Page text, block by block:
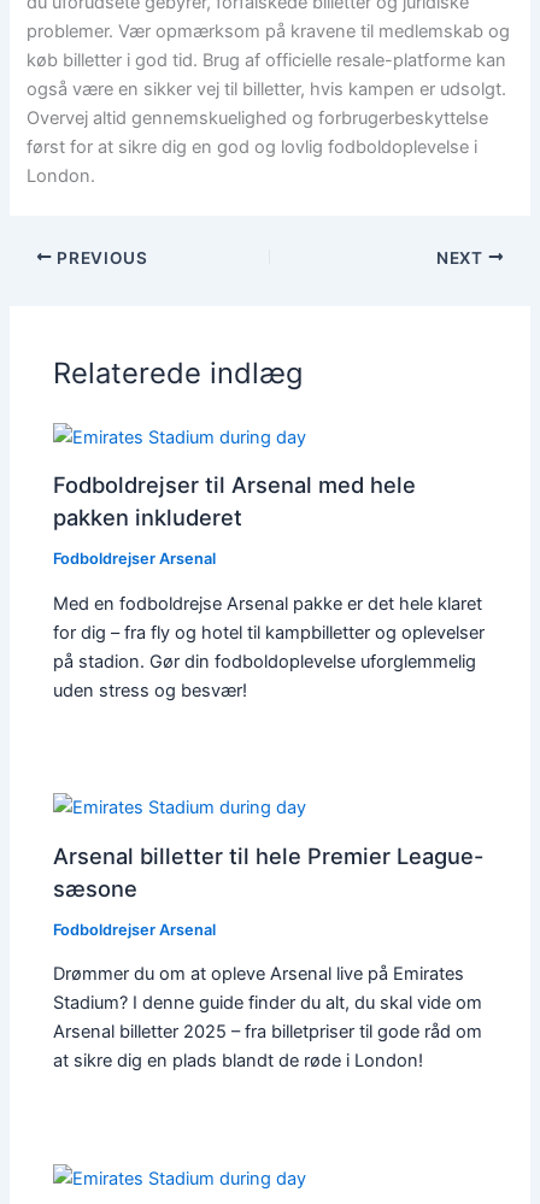
problemer. Vær opmærksom på kravene til medlemskab og
køb billetter i god tid. Brug af officielle resale-platforme kan
også være en sikker vej til billetter, hvis kampen er udsolgt.
Overvej altid gennemskuelighed og forbrugerbeskyttelse
først for at sikre dig en god og lovlig fodboldoplevelse i
London.
PREVIOUS NEXT
Relaterede indlæg
Fodboldrejser til Arsenal med hele
pakken inkluderet
Fodboldrejser Arsenal
Med en fodboldrejse Arsenal pakke er det hele klaret
for dig – fra fly og hotel til kampbilletter og oplevelser
på stadion. Gør din fodboldoplevelse uforglemmelig
uden stress og besvær!
Arsenal billetter til hele Premier League-
sæsone
Fodboldrejser Arsenal
Drømmer du om at opleve Arsenal live på Emirates
Stadium? I denne guide finder du alt, du skal vide om
Arsenal billetter 2025 – fra billetpriser til gode råd om
at sikre dig en plads blandt de røde i London!